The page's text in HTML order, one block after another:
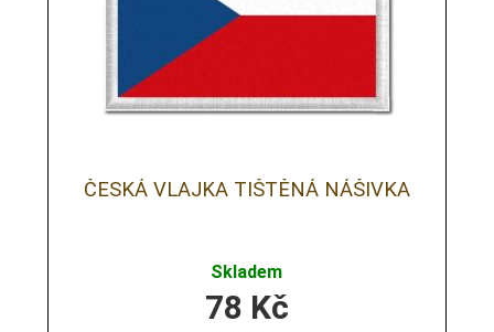
ČESKÁ VLAJKA TIŠTĚNÁ NÁŠIVKA
Skladem
78 Kč